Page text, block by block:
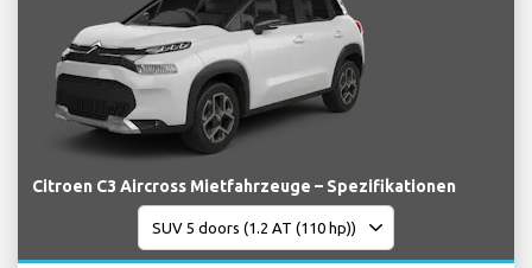
Citroen C3 Aircross Mietfahrzeuge – Spezifikationen